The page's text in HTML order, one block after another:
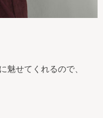
魅せてくれるので、